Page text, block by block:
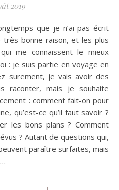
2019
très bonne raison, et les plus
me connaissent le mieux
: je suis partie en voyage en
surement, je vais avoir des
raconter, mais je souhaite
: comment fait-on pour
qu’est-ce qu’il faut savoir ?
les bons plans ? Comment
? Autant de questions qui,
paraître surfaites, mais